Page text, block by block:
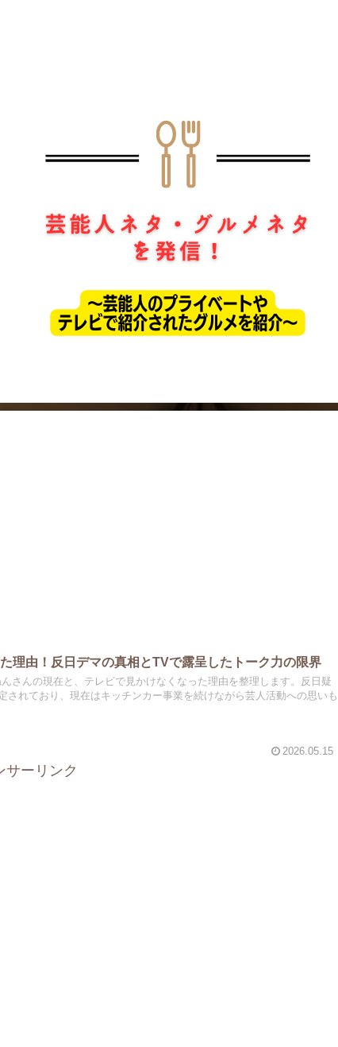
理由！反日デマの真相とTVで露呈したトーク力の限界
さんの現在と、テレビで見かけなくなった理由を整理します。反日疑
されており、現在はキッチンカー事業を続けながら芸人活動への思いも
2026.05.15
サーリンク